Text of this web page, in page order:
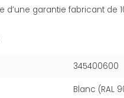
d’une garantie fabricant de
345400600
Blanc (RAL